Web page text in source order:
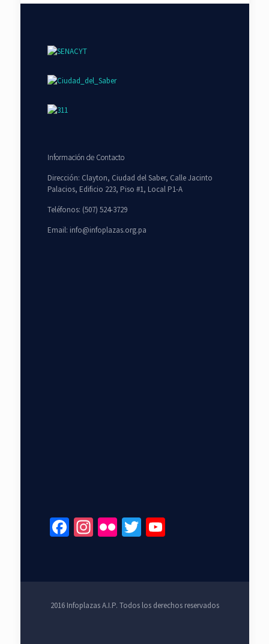
Información de Contacto
Dirección: Clayton, Ciudad del Saber, Calle Jacinto
Palacios, Edificio 223, Piso #1, Local P1-A
Teléfonos: (507) 524-3729
Email: info@infoplazas.org.pa
Facebook
Instagram
FlickrTwitterYouTube
2016 Infoplazas A.I.P. Todos los derechos reservados